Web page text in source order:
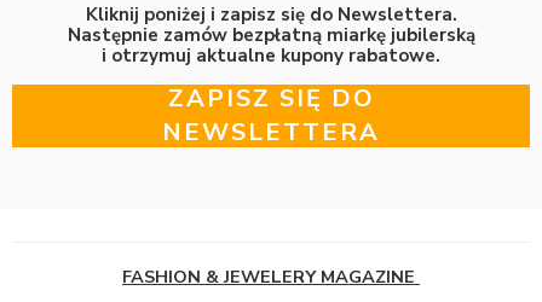
Kliknij poniżej i zapisz się do Newslettera.
Następnie zamów bezpłatną miarkę jubilerską
i otrzymuj aktualne kupony rabatowe.
ZAPISZ SIĘ DO
NEWSLETTERA
FASHION & JEWELERY MAGAZINE